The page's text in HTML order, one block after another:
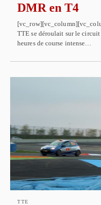
DMR en T4
TTE se déroulait sur le
heures de course intense…
TTE